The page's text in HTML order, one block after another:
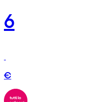
6
€